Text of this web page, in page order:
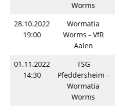
Worms
28.10.2022
19:00
Wormatia
Worms - VfR
Aalen
01.11.2022
14:30
TSG
Pfeddersheim -
Wormatia
Worms